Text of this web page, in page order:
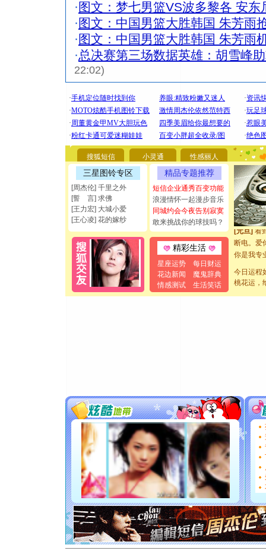
· 图文：梦七男篮VS波多黎各 安东
· 图文：中国男篮大胜韩国 朱芳雨
· 图文：中国男篮大胜韩国 朱芳雨
·总决赛第三场数据英雄：胡雪峰
22:02)
搜狐短信 小灵通 性感丽人
三星图铃专区
[周杰伦] 千里之外
[誓 言] 求佛
[王力宏] 大城小爱
[王心凌] 花的嫁纱
精品专题推荐
短信企业通秀百变功能
浪漫情怀一起漫步音乐
同城约会今夜告别寂寞
敢来挑战你的球技吗？
精彩生活
星座运势
每日财运
花边新闻
魔鬼辞典
情感测试
生活笑话
[圣诞节]
要平安
[圣诞节]
能正大光
都要快乐
[圣诞节]
如意,快
[元旦]看
断电。爱
你是我专
起；二是
离。水晶
[元旦]当
[圣诞节]
你太多
要平安
[圣诞节]
能正大
都要快乐
[圣诞节]
如意,快
[元旦]
断电。爱
你是我专
[元旦]如
起；二是
今日运程
桃花运，